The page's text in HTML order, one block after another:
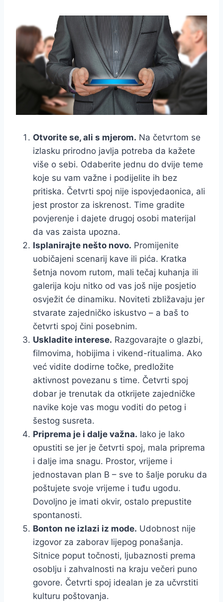
Otvorite se, ali s mjerom. Na četvrtom se
izlasku prirodno javlja potreba da kažete
više o sebi. Odaberite jednu do dvije teme
koje su vam važne i podijelite ih bez
pritiska. Četvrti spoj nije ispovjedaonica, ali
jest prostor za iskrenost. Time gradite
povjerenje i dajete drugoj osobi materijal
da vas zaista upozna.
Isplanirajte nešto novo. Promijenite
uobičajeni scenarij kave ili pića. Kratka
šetnja novom rutom, mali tečaj kuhanja ili
galerija koju nitko od vas još nije posjetio
osvježit će dinamiku. Noviteti zbližavaju jer
stvarate zajedničko iskustvo – a baš to
četvrti spoj čini posebnim.
Uskladite interese. Razgovarajte o glazbi,
filmovima, hobijima i vikend-ritualima. Ako
već vidite dodirne točke, predložite
aktivnost povezanu s time. Četvrti spoj
dobar je trenutak da otkrijete zajedničke
navike koje vas mogu voditi do petog i
šestog susreta.
Priprema je i dalje važna. Iako je lako
opustiti se jer je četvrti spoj, mala priprema
i dalje ima snagu. Prostor, vrijeme i
jednostavan plan B – sve to šalje poruku da
poštujete svoje vrijeme i tuđu ugodu.
Dovoljno je imati okvir, ostalo prepustite
spontanosti.
Bonton ne izlazi iz mode. Udobnost nije
izgovor za zaborav lijepog ponašanja.
Sitnice poput točnosti, ljubaznosti prema
osoblju i zahvalnosti na kraju večeri puno
govore. Četvrti spoj idealan je za učvrstiti
kulturu poštovanja.